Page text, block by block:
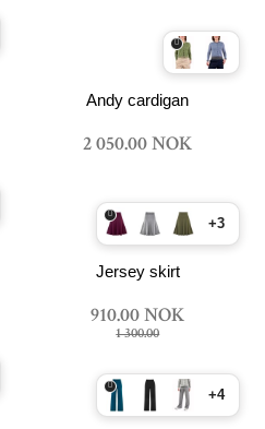
Andy cardigan
2 050.00 NOK
+3
Jersey skirt
910.00 NOK
1 300.00
+4